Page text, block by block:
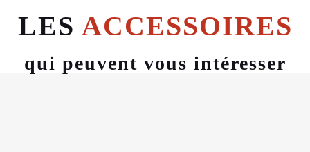
LES ACCESSOIRES
qui peuvent vous intéresser